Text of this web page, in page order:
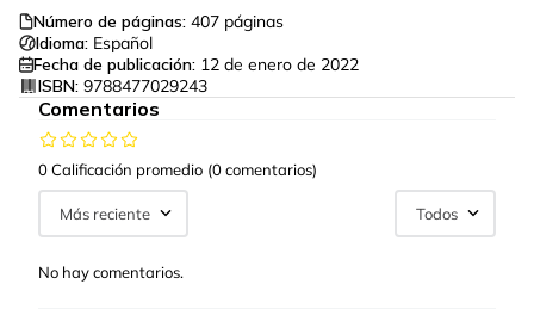
Número de páginas: 407 páginas
Idioma: Español
Fecha de publicación: 12 de enero de 2022
ISBN: 9788477029243
Comentarios
0 Calificación promedio (0 comentarios)
Más reciente Todos
No hay comentarios.